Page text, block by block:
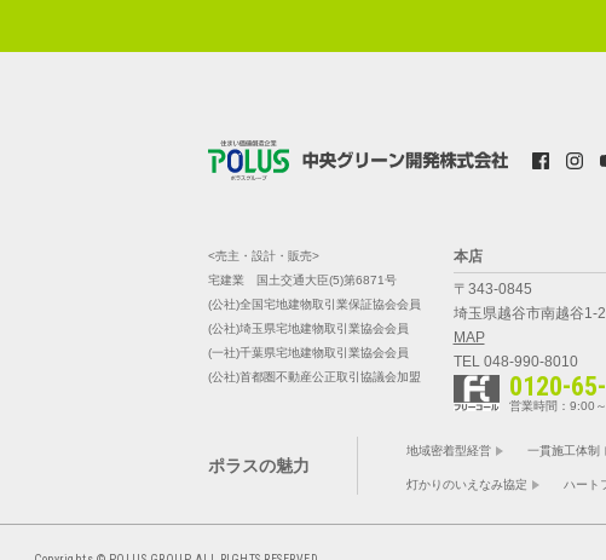
<売主・設計・販売>
宅建業 国土交通大臣(5)第6871号
(公社)全国宅地建物取引業保証協会会員
(公社)埼玉県宅地建物取引業協会会員
(一社)千葉県宅地建物取引業協会会員
(公社)首都圏不動産公正取引協議会加盟
本店
〒343-0845
埼玉県越谷市南越谷1-
MAP
TEL 048-990-8010
0120-
営業時間：9:00
ポラスの魅力
地域密着型経営 一貫施工体制
灯かりのいえなみ協定 ハート